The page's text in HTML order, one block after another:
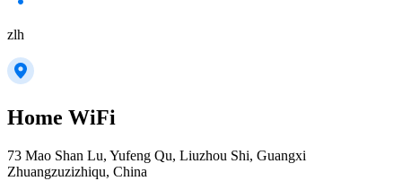
zlh
Home WiFi
73 Mao Shan Lu, Yufeng Qu, Liuzhou Shi, Guangxi
Zhuangzuzizhiqu, China